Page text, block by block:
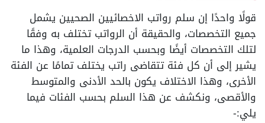
قولًا واحدًا إن سلم رواتب الاخصائيين الصحيين يشمل
جميع التخصصات، والحقيقة أن الرواتب تختلف به وفقًا
لتلك التخصصات أيضًا وبحسب الدرجات العلمية، وهذا ما
يشير إلى أن كل فئة تتقاضى راتب يختلف تمامًا عن الفئة
الأخرى، وهذا الاختلاف يكون بالحد الأدنى والمتوسط
والأقصى، ونكشف عن هذا السلم بحسب الفئات فيما
يلي:-